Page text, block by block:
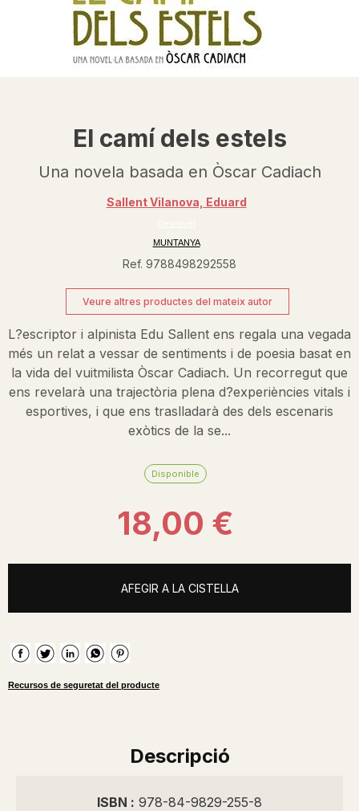
El camí dels estels
Una novela basada en Òscar Cadiach
Sallent Vilanova, Eduard
MUNTANYA
Ref. 9788498292558
Veure altres productes del mateix autor
L?escriptor i alpinista Edu Sallent ens regala una vegada
més un relat a vessar de sentiments i de poesia basat en
la vida del vuitmilista Òscar Cadiach. Un recorregut que
ens revelarà una trajectòria plena d?experiències vitals i
esportives, i que ens traslladarà des dels escenaris
exòtics de la se...
Disponible
18,00 €
AFEGIR A LA CISTELLA
Recursos de seguretat del producte
Descripció
ISBN : 978-84-9829-255-8